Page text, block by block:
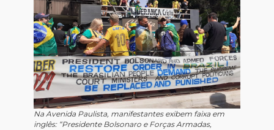
Na Avenida Paulista, manifestantes exibem faixa em
inglês: “Presidente Bolsonaro e Forças Armadas,